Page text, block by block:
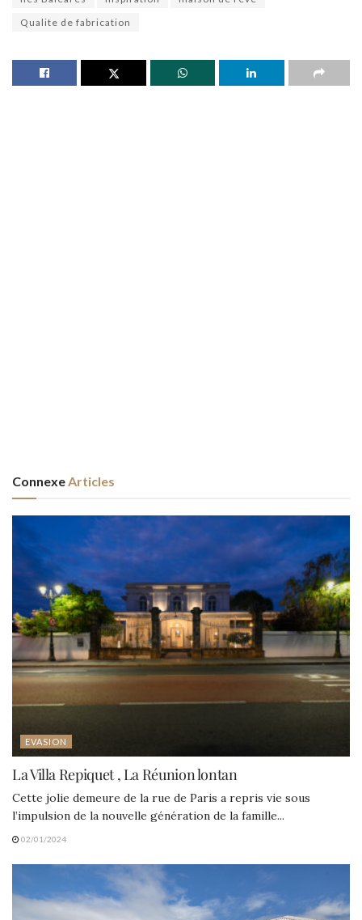
Qualite de fabrication
Connexe Articles
EVASION
La Villa Repiquet , La Réunion lontan
Cette jolie demeure de la rue de Paris a repris vie sous
l’impulsion de la nouvelle génération de la famille...
02/01/2024